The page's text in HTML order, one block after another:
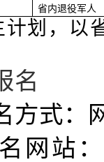
省内退役军人
计划，以
名
方式：
名网站